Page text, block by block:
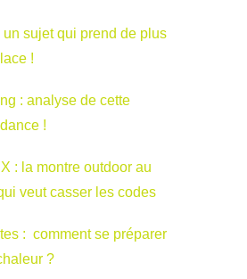
un sujet qui prend de plus
!
: analyse de cette
!
: la montre outdoor au
veut casser les codes
: comment se préparer
?